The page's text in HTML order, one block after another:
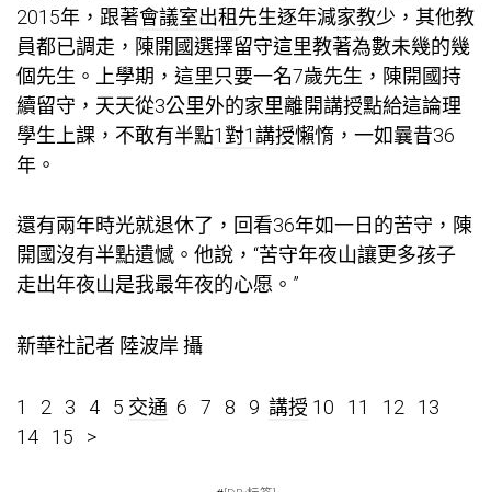
2015年，跟著會議室出租先生逐年減家教少，其他教
員都已調走，陳開國選擇留守這里教著為數未幾的幾
個先生。上學期，這里只要一名7歲先生，陳開國持
續留守，天天從3公里外的家里離開講授點給這論理
學生上課，不敢有半點1對1講授懶惰，一如曩昔36
年。
還有兩年時光就退休了，回看36年如一日的苦守，陳
開國沒有半點遺憾。他說，“苦守年夜山讓更多孩子
走出年夜山是我最年夜的心愿。”
新華社記者 陸波岸 攝
1 2 3 4 5 交通 6 7 8 9 講授 10 11 12 13
14 15 >